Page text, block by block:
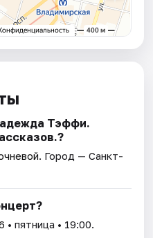
Тэффи.
. Город — Санкт-
• пятница • 19:00.